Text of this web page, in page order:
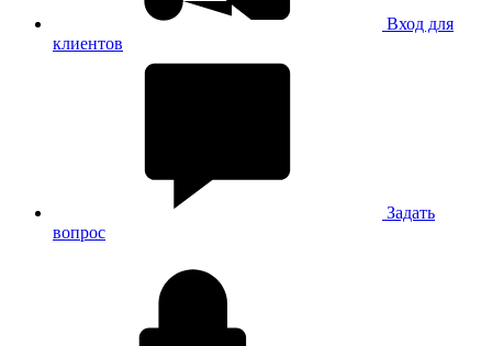
Вход для
клиентов
Задать
вопрос